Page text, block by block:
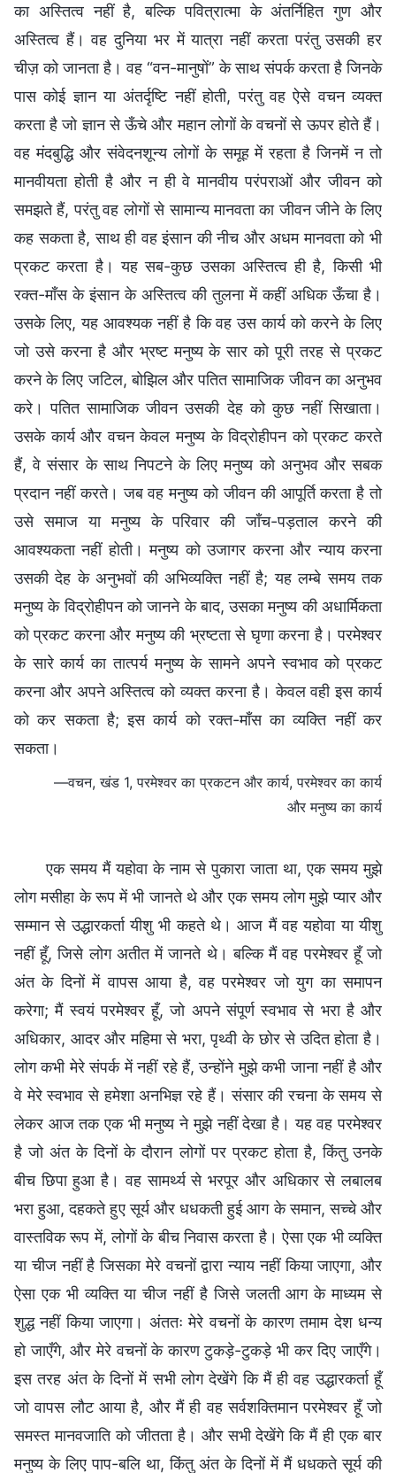
का अस्तित्व नहीं है, बल्कि पवित्रात्मा के अंतर्निहित गुण और
अस्तित्व हैं। वह दुनिया भर में यात्रा नहीं करता परंतु उसकी हर
चीज़ को जानता है। वह “वन-मानुषों” के साथ संपर्क करता है जिनके
पास कोई ज्ञान या अंतर्दृष्टि नहीं होती, परंतु वह ऐसे वचन व्यक्त
करता है जो ज्ञान से ऊँचे और महान लोगों के वचनों से ऊपर होते हैं।
वह मंदबुद्धि और संवेदनशून्य लोगों के समूह में रहता है जिनमें न तो
मानवीयता होती है और न ही वे मानवीय परंपराओं और जीवन को
समझते हैं, परंतु वह लोगों से सामान्य मानवता का जीवन जीने के लिए
कह सकता है, साथ ही वह इंसान की नीच और अधम मानवता को भी
प्रकट करता है। यह सब-कुछ उसका अस्तित्व ही है, किसी भी
रक्त-माँस के इंसान के अस्तित्व की तुलना में कहीं अधिक ऊँचा है।
उसके लिए, यह आवश्यक नहीं है कि वह उस कार्य को करने के लिए
जो उसे करना है और भ्रष्ट मनुष्य के सार को पूरी तरह से प्रकट
करने के लिए जटिल, बोझिल और पतित सामाजिक जीवन का अनुभव
करे। पतित सामाजिक जीवन उसकी देह को कुछ नहीं सिखाता।
उसके कार्य और वचन केवल मनुष्य के विद्रोहीपन को प्रकट करते
हैं, वे संसार के साथ निपटने के लिए मनुष्य को अनुभव और सबक
प्रदान नहीं करते। जब वह मनुष्य को जीवन की आपूर्ति करता है तो
उसे समाज या मनुष्य के परिवार की जाँच-पड़ताल करने की
आवश्यकता नहीं होती। मनुष्य को उजागर करना और न्याय करना
उसकी देह के अनुभवों की अभिव्यक्ति नहीं है; यह लम्बे समय तक
मनुष्य के विद्रोहीपन को जानने के बाद, उसका मनुष्य की अधार्मिकता
को प्रकट करना और मनुष्य की भ्रष्टता से घृणा करना है। परमेश्वर
के सारे कार्य का तात्पर्य मनुष्य के सामने अपने स्वभाव को प्रकट
करना और अपने अस्तित्व को व्यक्त करना है। केवल वही इस कार्य
को कर सकता है; इस कार्य को रक्त-माँस का व्यक्ति नहीं कर
सकता।
—वचन, खंड 1, परमेश्वर का प्रकटन और कार्य, परमेश्वर का कार्य
और मनुष्य का कार्य
एक समय मैं यहोवा के नाम से पुकारा जाता था, एक समय मुझे
लोग मसीहा के रूप में भी जानते थे और एक समय लोग मुझे प्यार और
सम्मान से उद्धारकर्ता यीशु भी कहते थे। आज मैं वह यहोवा या यीशु
नहीं हूँ, जिसे लोग अतीत में जानते थे। बल्कि मैं वह परमेश्वर हूँ जो
अंत के दिनों में वापस आया है, वह परमेश्वर जो युग का समापन
करेगा; मैं स्वयं परमेश्वर हूँ, जो अपने संपूर्ण स्वभाव से भरा है और
अधिकार, आदर और महिमा से भरा, पृथ्वी के छोर से उदित होता है।
लोग कभी मेरे संपर्क में नहीं रहे हैं, उन्होंने मुझे कभी जाना नहीं है और
वे मेरे स्वभाव से हमेशा अनभिज्ञ रहे हैं। संसार की रचना के समय से
लेकर आज तक एक भी मनुष्य ने मुझे नहीं देखा है। यह वह परमेश्वर
है जो अंत के दिनों के दौरान लोगों पर प्रकट होता है, किंतु उनके
बीच छिपा हुआ है। वह सामर्थ्य से भरपूर और अधिकार से लबालब
भरा हुआ, दहकते हुए सूर्य और धधकती हुई आग के समान, सच्चे और
वास्तविक रूप में, लोगों के बीच निवास करता है। ऐसा एक भी व्यक्ति
या चीज नहीं है जिसका मेरे वचनों द्वारा न्याय नहीं किया जाएगा, और
ऐसा एक भी व्यक्ति या चीज नहीं है जिसे जलती आग के माध्यम से
शुद्ध नहीं किया जाएगा। अंततः मेरे वचनों के कारण तमाम देश धन्य
हो जाएँगे, और मेरे वचनों के कारण टुकड़े-टुकड़े भी कर दिए जाएँगे।
इस तरह अंत के दिनों में सभी लोग देखेंगे कि मैं ही वह उद्धारकर्ता हूँ
जो वापस लौट आया है, और मैं ही वह सर्वशक्तिमान परमेश्वर हूँ जो
समस्त मानवजाति को जीतता है। और सभी देखेंगे कि मैं ही एक बार
मनुष्य के लिए पाप-बलि था, किंतु अंत के दिनों में मैं धधकते सूर्य की